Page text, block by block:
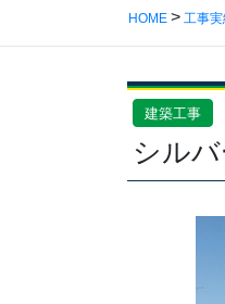
HOME 工事
建築工事
シル